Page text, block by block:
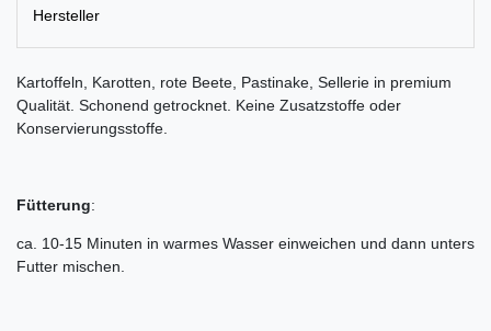
Hersteller
Kartoffeln, Karotten, rote Beete, Pastinake, Sellerie in premium
Qualität. Schonend getrocknet. Keine Zusatzstoffe oder
Konservierungsstoffe.
Fütterung:
ca. 10-15 Minuten in warmes Wasser einweichen und dann unters
Futter mischen.